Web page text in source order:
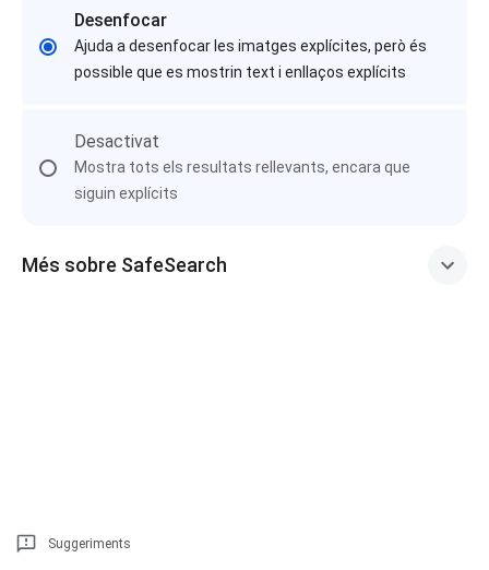
Desenfocar
Ajuda a desenfocar les imatges explícites, però és
possible que es mostrin text i enllaços explícits
Desactivat
Mostra tots els resultats rellevants, encara que
siguin explícits
Més sobre SafeSearch
Suggeriments